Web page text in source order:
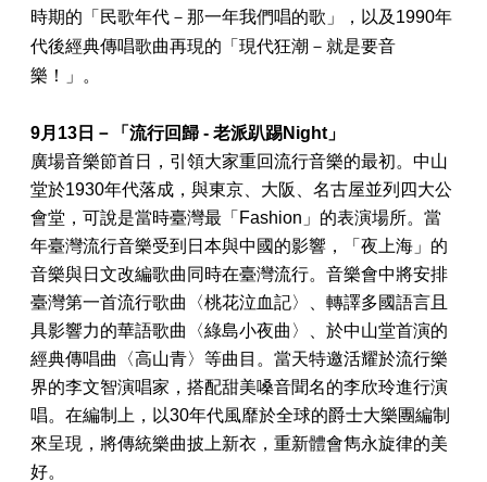
時期的「民歌年代－那一年我們唱的歌」，以及1990年
代後經典傳唱歌曲再現的「現代狂潮－就是要音
樂！」。
9月13日－「流行回歸 - 老派趴踢Night 」
廣場音樂節首日，引領大家重回流行音樂的最初。 中山
堂於1930年代落成，與東京、大阪、名古屋並列四大公
會堂，可說是當時臺灣最「Fashion」的表演場所。 當
年臺灣流行音樂受到日本與中國的影響，「夜上海」的
音樂與日文改編歌曲同時在臺灣流行。音樂會中將安排
臺灣第一首流行歌曲〈桃花泣血記〉、轉譯多國語言且
具影響力的華語歌曲〈綠島小夜曲〉、於中山堂首演的
經典傳唱曲〈高山青〉等曲目。當天特邀活耀於流行樂
界的李文智演唱家，搭配甜美嗓音聞名的李欣玲進行演
唱。在編制上，以30年代風靡於全球的爵士大樂團編制
來呈現，將傳統樂曲披上新衣，重新體會雋永旋律的美
好。